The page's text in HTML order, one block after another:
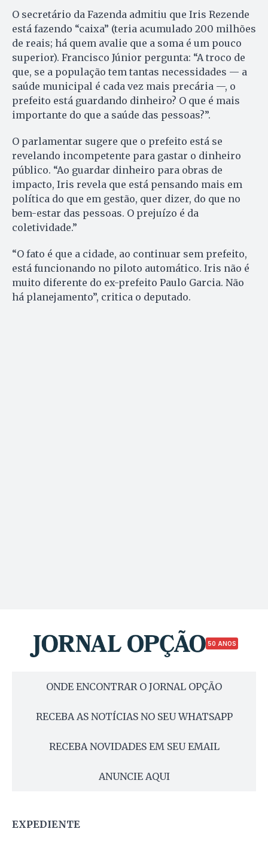
O secretário da Fazenda admitiu que Iris Rezende
está fazendo “caixa” (teria acumulado 200 milhões
de reais; há quem avalie que a soma é um pouco
superior). Francisco Júnior pergunta: “A troco de
que, se a população tem tantas necessidades — a
saúde municipal é cada vez mais precária —, o
prefeito está guardando dinheiro? O que é mais
importante do que a saúde das pessoas?”.
O parlamentar sugere que o prefeito está se
revelando incompetente para gastar o dinheiro
público. “Ao guardar dinheiro para obras de
impacto, Iris revela que está pensando mais em
política do que em gestão, quer dizer, do que no
bem-estar das pessoas. O prejuízo é da
coletividade.”
“O fato é que a cidade, ao continuar sem prefeito,
está funcionando no piloto automático. Iris não é
muito diferente do ex-prefeito Paulo Garcia. Não
há planejamento”, critica o deputado.
50 ANOS
ONDE ENCONTRAR O JORNAL OPÇÃO
RECEBA AS NOTÍCIAS NO SEU WHATSAPP
RECEBA NOVIDADES EM SEU EMAIL
ANUNCIE AQUI
EXPEDIENTE